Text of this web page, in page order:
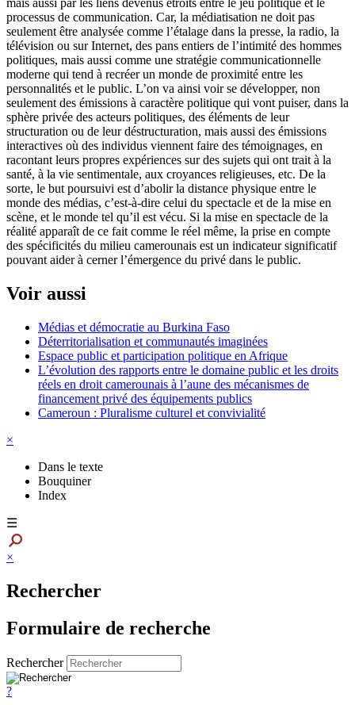
mais aussi par les liens devenus étroits entre le jeu politique et le
processus de communication. Car, la médiatisation ne doit pas
seulement être analysée comme l’étalage dans la presse, la radio, la
télévision ou sur Internet, des pans entiers de l’intimité des hommes
politiques, mais aussi comme une stratégie communicationnelle
moderne qui tend à recréer un monde de proximité entre les
personnalités et le public. L’on va ainsi voir se développer, non
seulement des émissions à caractère politique qui vont puiser, dans la
sphère privée des acteurs politiques, des éléments de leur
structuration ou de leur déstructuration, mais aussi des émissions
interactives où des individus viennent faire des témoignages, en
racontant leurs propres expériences sur des sujets qui ont trait à la
santé, à la vie sentimentale, aux croyances religieuses, etc. De la
sorte, le but poursuivi est d’abolir la distance physique entre le
monde des médias, c’est-à-dire celui du spectacle et de la mise en
scène, et le monde tel qu’il est vécu. Si la mise en spectacle de la
réalité apparaît de ce fait comme le réel même, la prise en compte
des spécificités du milieu camerounais est un indicateur significatif
pouvant aider à cerner l’émergence du privé dans le public.
Voir aussi
Médias et démocratie au Burkina Faso
Déterritorialisation et communautés imaginées
Espace public et participation politique en Afrique
L’évolution des rapports entre le domaine public et les droits
réels en droit camerounais à l’aune des mécanismes de
financement privé des équipements publics
Cameroun : Pluralisme culturel et convivialité
×
Dans le texte
Bouquiner
Index
☰
×
Rechercher
Formulaire de recherche
Rechercher
?